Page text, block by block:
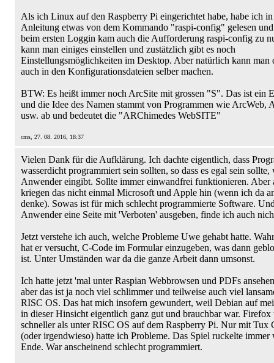
Als ich Linux auf den Raspberry Pi eingerichtet habe, habe ich in
Anleitung etwas von dem Kommando "raspi-config" gelesen
beim ersten Loggin kam auch die Aufforderung raspi-config zu
kann man einiges einstellen und zustätzlich gibt es noch
Einstellungsmöglichkeiten im Desktop. Aber natürlich kann man
auch in den Konfigurationsdateien selber machen.
BTW: Es heißt immer noch ArcSite mit grossen "S". Das ist ein
und die Idee des Namen stammt von Programmen wie ArcWeb,
usw. ab und bedeutet die "ARChimedes WebSITE"
cms, 27. 08. 2016, 18:37
Vielen Dank für die Aufklärung. Ich dachte eigentlich, dass
wasserdicht programmiert sein sollten, so dass es egal sein sollte,
Anwender eingibt. Sollte immer einwandfrei funktionieren. Aber
kriegen das nicht einmal Microsoft und Apple hin (wenn ich da
denke). Sowas ist für mich schlecht programmierte Software.
Anwender eine Seite mit 'Verboten' ausgeben, finde ich auch
Jetzt verstehe ich auch, welche Probleme Uwe gehabt hatte.
hat er versucht, C-Code im Formular einzugeben, was dann
ist. Unter Umständen war da die ganze Arbeit dann umsonst.
Ich hatte jetzt 'mal unter Raspian Webbrowsen und PDFs
aber das ist ja noch viel schlimmer und teilweise auch viel
RISC OS. Das hat mich insofern gewundert, weil Debian auf
in dieser Hinsicht eigentlich ganz gut und brauchbar war. Firefox
schneller als unter RISC OS auf dem Raspberry Pi. Nur mit Tux
(oder irgendwieso) hatte ich Probleme. Das Spiel ruckelte immer
Ende. War anscheinend schlecht programmiert.